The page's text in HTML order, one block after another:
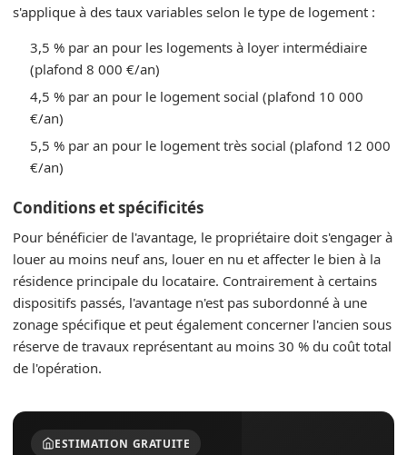
s'applique à des taux variables selon le type de logement :
3,5 % par an pour les logements à loyer intermédiaire
(plafond 8 000 €/an)
4,5 % par an pour le logement social (plafond 10 000
€/an)
5,5 % par an pour le logement très social (plafond 12 000
€/an)
Conditions et spécificités
Pour bénéficier de l'avantage, le propriétaire doit s'engager à
louer au moins neuf ans, louer en nu et affecter le bien à la
résidence principale du locataire. Contrairement à certains
dispositifs passés, l'avantage n'est pas subordonné à une
zonage spécifique et peut également concerner l'ancien sous
réserve de travaux représentant au moins 30 % du coût total
de l'opération.
ESTIMATION GRATUITE